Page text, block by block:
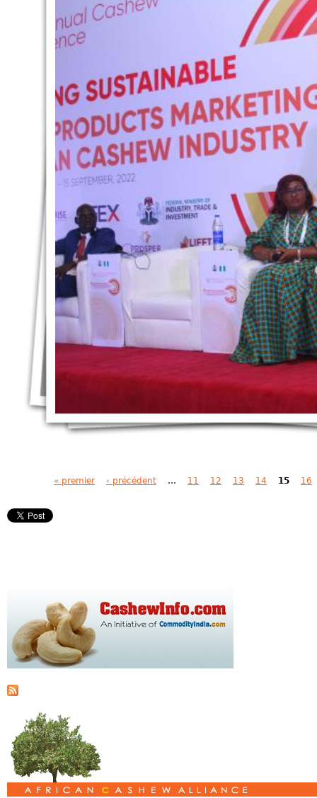
« premier ‹ précédent … 11 12 13 14 15 16